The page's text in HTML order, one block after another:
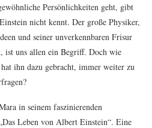
Persönlichkeiten geht, gibt
nicht kennt. Der große Physiker,
und seiner unverkennbaren Frisur
ist uns allen ein Begriff. Doch wie
ihn dazu gebracht, immer weiter zu
in seinem faszinierenden
Leben von Albert Einstein“. Eine